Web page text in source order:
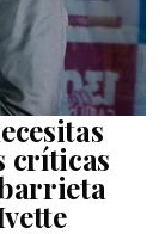
críticas